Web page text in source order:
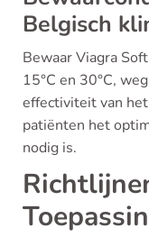
Belgisch
Bewaar Viagra
15°C en 30°C,
effectiviteit van
patiënten het
nodig is.